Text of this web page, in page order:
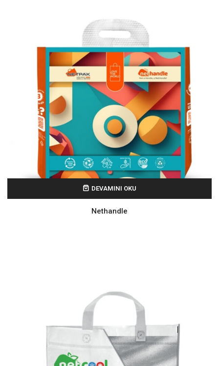
DEVAMINI OKU
Nethandle